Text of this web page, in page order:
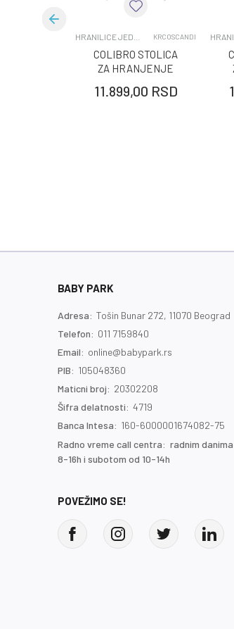
Uzrast KRCOSCANDI
COLIBRO STOLICA
ZA HRANJENJE
11.899,00 RSD
BABY PARK
Adresa: Tošin Bunar 272, 11070 Beograd
Telefon: 011 7159840
Email: online@babypark.rs
PIB: 105048360
Maticni broj: 20302208
Šifra delatnosti: 4719
Banca Intesa: 160-6000001674082-75
Radno vreme call centra: radnim
8-16h i subotom od 10-14h
POVEŽIMO SE!